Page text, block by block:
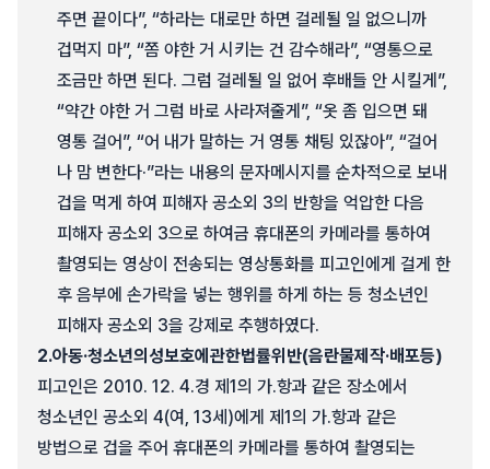
주면 끝이다”, “하라는 대로만 하면 걸레될 일 없으니까
겁먹지 마”, “쫌 야한 거 시키는 건 감수해라”, “영통으로
조금만 하면 된다. 그럼 걸레될 일 없어 후배들 안 시킬게”,
“약간 야한 거 그럼 바로 사라져줄게”, “옷 좀 입으면 돼
영통 걸어”, “어 내가 말하는 거 영통 채팅 있잖아”, “걸어
나 맘 변한다·”라는 내용의 문자메시지를 순차적으로 보내
겁을 먹게 하여 피해자 공소외 3의 반항을 억압한 다음
피해자 공소외 3으로 하여금 휴대폰의 카메라를 통하여
촬영되는 영상이 전송되는 영상통화를 피고인에게 걸게 한
후 음부에 손가락을 넣는 행위를 하게 하는 등 청소년인
피해자 공소외 3을 강제로 추행하였다.
2.아동·청소년의성보호에관한법률위반(음란물제작·배포등)
피고인은 2010. 12. 4.경 제1의 가.항과 같은 장소에서
청소년인 공소외 4(여, 13세)에게 제1의 가.항과 같은
방법으로 겁을 주어 휴대폰의 카메라를 통하여 촬영되는